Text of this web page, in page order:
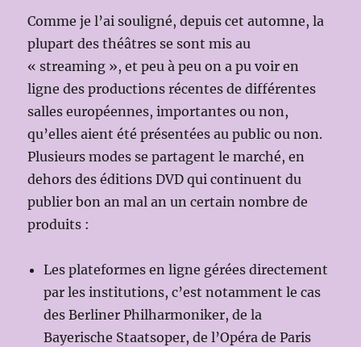
Comme je l’ai souligné, depuis cet automne, la
plupart des théâtres se sont mis au
« streaming », et peu à peu on a pu voir en
ligne des productions récentes de différentes
salles européennes, importantes ou non,
qu’elles aient été présentées au public ou non.
Plusieurs modes se partagent le marché, en
dehors des éditions DVD qui continuent du
publier bon an mal an un certain nombre de
produits :
Les plateformes en ligne gérées directement
par les institutions, c’est notamment le cas
des Berliner Philharmoniker, de la
Bayerische Staatsoper, de l’Opéra de Paris